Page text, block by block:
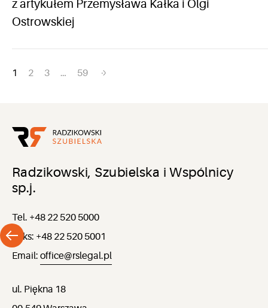
z artykułem Przemysława Kałka i Olgi
Ostrowskiej
Nawigacja
1 2 3 … 59
Radzikowski, Szubielska i Wspólnicy
sp.j.
Tel. +48 22 520 5000
Faks: +48 22 520 5001
Email: office@rslegal.pl
ul. Piękna 18